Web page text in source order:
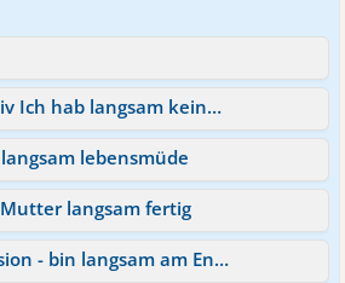
Depressiv-aggressiv Ich hab langsam keine Lust mehr
lebensmüde
langsam fertig
Mann mit Depression - bin langsam am Ende